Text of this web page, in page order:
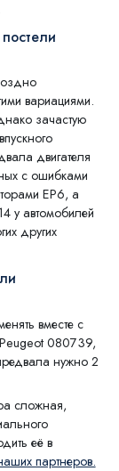
вариациями.
зачастую
двигателя
с ошибками
EP6, а
у автомобилей
других
вместе с
080739,
нужно 2
сложная,
её в
партнеров.